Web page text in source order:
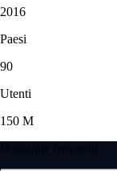
2016
Paesi
90
Utenti
150 M
Domande frequenti